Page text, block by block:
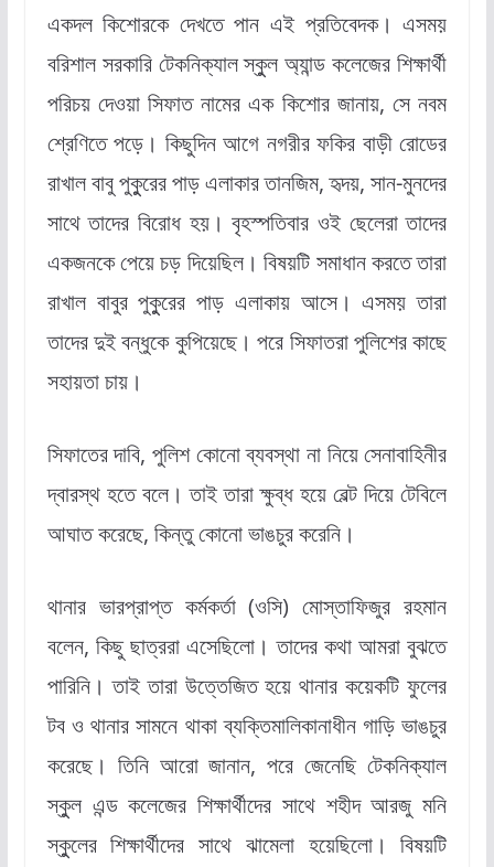
একদল কিশোরকে দেখতে পান এই প্রতিবেদক। এসময়
বরিশাল সরকারি টেকনিক্যাল স্কুুল অ্যান্ড কলেজের শিক্ষার্থী
পরিচয় দেওয়া সিফাত নামের এক কিশোর জানায়, সে নবম
শ্রেণিতে পড়ে। কিছুদিন আগে নগরীর ফকির বাড়ী রোডের
রাখাল বাবু পুকুুরের পাড় এলাকার তানজিম, হৃদয়, সান-মুনদের
সাথে তাদের বিরোধ হয়। বৃহস্পতিবার ওই ছেলেরা তাদের
একজনকে পেয়ে চড় দিয়েছিল। বিষয়টি সমাধান করতে তারা
রাখাল বাবুর পুকুুরের পাড় এলাকায় আসে। এসময় তারা
তাদের দুই বন্ধুকে কুপিয়েছে। পরে সিফাতরা পুলিশের কাছে
সহায়তা চায়।
সিফাতের দাবি, পুলিশ কোনো ব্যবস্থা না নিয়ে সেনাবাহিনীর
দ্বারস্থ হতে বলে। তাই তারা ক্ষুব্ধ হয়ে বেল্ট দিয়ে টেবিলে
আঘাত করেছে, কিন্তু কোনো ভাঙচুর করেনি।
থানার ভারপ্রাপ্ত কর্মকর্তা (ওসি) মোস্তাফিজুর রহমান
বলেন, কিছু ছাত্ররা এসেছিলো। তাদের কথা আমরা বুঝতে
পারিনি। তাই তারা উত্তেজিত হয়ে থানার কয়েকটি ফুলের
টব ও থানার সামনে থাকা ব্যক্তিমালিকানাধীন গাড়ি ভাঙচুর
করেছে। তিনি আরো জানান, পরে জেনেছি টেকনিক্যাল
স্কুুল এন্ড কলেজের শিক্ষার্থীদের সাথে শহীদ আরজু মনি
স্কুুলের শিক্ষার্থীদের সাথে ঝামেলা হয়েছিলো। বিষয়টি